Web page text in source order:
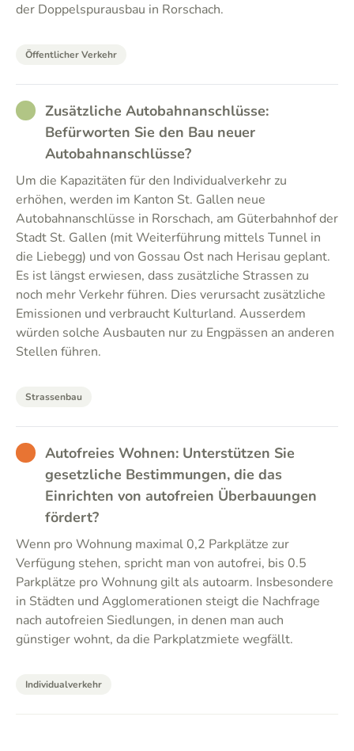
der Doppelspurausbau in Rorschach.
Öffentlicher Verkehr
RATHER_GOOD
Zusätzliche Autobahnanschlüsse:
Befürworten Sie den Bau neuer
Autobahnanschlüsse?
Um die Kapazitäten für den Individualverkehr zu
erhöhen, werden im Kanton St. Gallen neue
Autobahnanschlüsse in Rorschach, am Güterbahnhof der
Stadt St. Gallen (mit Weiterführung mittels Tunnel in
die Liebegg) und von Gossau Ost nach Herisau geplant.
Es ist längst erwiesen, dass zusätzliche Strassen zu
noch mehr Verkehr führen. Dies verursacht zusätzliche
Emissionen und verbraucht Kulturland. Ausserdem
würden solche Ausbauten nur zu Engpässen an anderen
Stellen führen.
Strassenbau
BADAutofreies Wohnen: Unterstützen Sie
gesetzliche Bestimmungen, die das
Einrichten von autofreien Überbauungen
fördert?
Wenn pro Wohnung maximal 0,2 Parkplätze zur
Verfügung stehen, spricht man von autofrei, bis 0.5
Parkplätze pro Wohnung gilt als autoarm. Insbesondere
in Städten und Agglomerationen steigt die Nachfrage
nach autofreien Siedlungen, in denen man auch
günstiger wohnt, da die Parkplatzmiete wegfällt.
Individualverkehr